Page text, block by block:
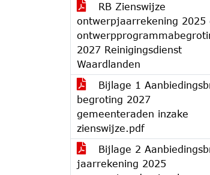
RB Zienswijze
ontwerpjaarrekening 2025
2027 Reinigingsdienst
Waardlanden
Bijlage 1
begroting 2027
gemeenteraden inzake
zienswijze.pdf
Bijlage 2
jaarrekening 2025